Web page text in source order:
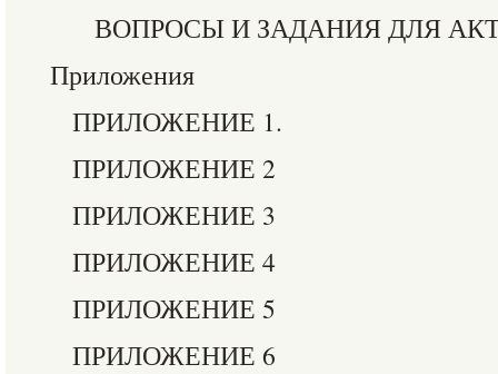
ВОПРОСЫ И ЗАДАНИЯ ДЛЯ
Приложения
ПРИЛОЖЕНИЕ 1.
ПРИЛОЖЕНИЕ 2
ПРИЛОЖЕНИЕ 3
ПРИЛОЖЕНИЕ 4
ПРИЛОЖЕНИЕ 5
ПРИЛОЖЕНИЕ 6